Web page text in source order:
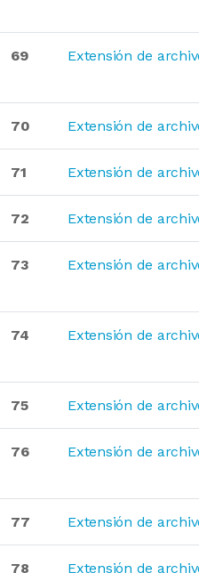
69 Extensión de
70 Extensión de
71 Extensión de
72 Extensión de
73 Extensión de
74 Extensión de
75 Extensión de
76 Extensión de
77 Extensión de
78 Extensión de